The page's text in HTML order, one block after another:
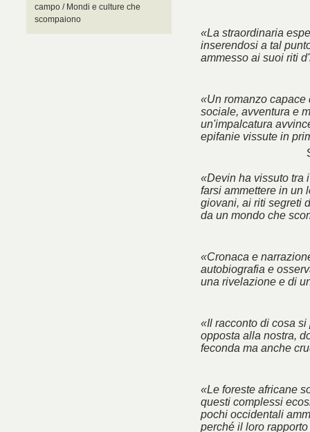
campo / Mondi e culture che
scompaiono
«La straordinaria
inserendosi a tal
ammesso ai suoi riti
«Un romanzo capace
sociale, avventura e
un'impalcatura
epifanie vissute in
«Devin ha vissuto tra
farsi ammettere in un
giovani, ai riti segreti
da un mondo che
«Cronaca e
autobiografia e
una rivelazione e di
«Il racconto di cosa
opposta alla nostra,
feconda ma anche
«Le foreste africane
questi complessi
pochi occidentali
perché il loro